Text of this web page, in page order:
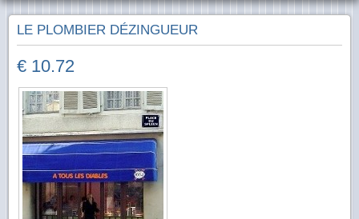
LE PLOMBIER DÉZINGUEUR
€ 10.72